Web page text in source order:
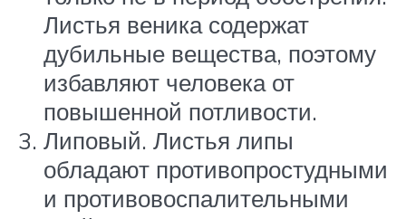
Листья веника содержат
дубильные вещества, поэтому
избавляют человека от
повышенной потливости.
Липовый. Листья липы
обладают противопростудными
и противовоспалительными